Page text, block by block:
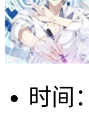
时间：